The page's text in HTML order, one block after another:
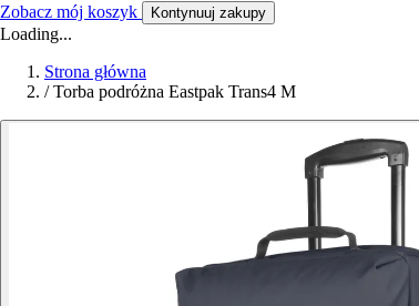
Zobacz mój koszyk Kontynuuj zakupy
Loading...
Strona główna
/ Torba podróżna Eastpak Trans4 M